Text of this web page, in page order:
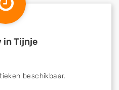
in Tijnje
beschikbaar.